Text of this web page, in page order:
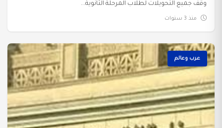
وقف جميع التحويلات لطلاب المرحلة الثانوية...
منذ 3 سنوات
عرب وعالم